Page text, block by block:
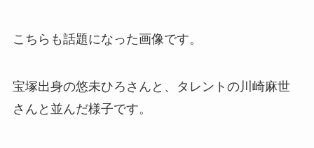
こちらも話題になった画像です。
宝塚出身の悠未ひろさんと、タレントの川崎麻世
さんと並んだ様子です。